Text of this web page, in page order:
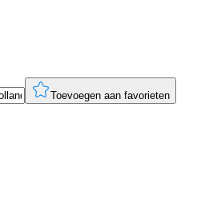
Toevoegen aan favorieten